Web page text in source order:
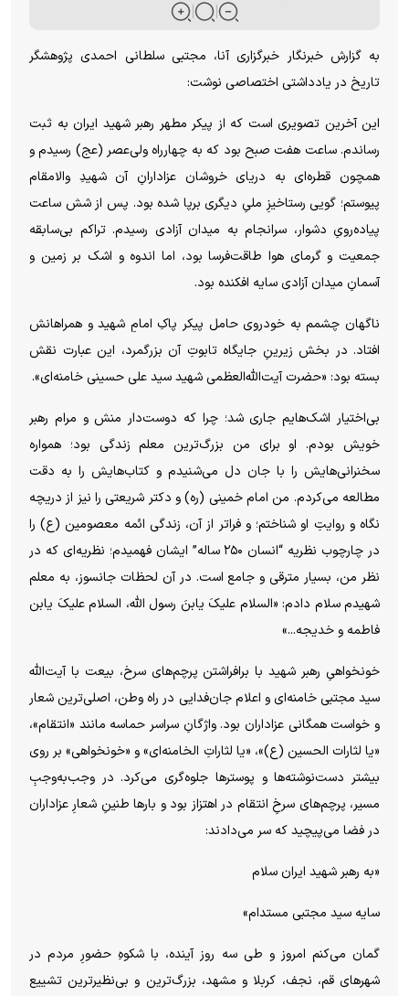
به گزارش خبرنگار خبرگزاری آنا، مجتبی سلطانی احمدی پژوهشگر
تاریخ در یادداشتی اختصاصی نوشت:
این آخرین تصویری است که از پیکر مطهر رهبر شهید ایران به ثبت
رساندم. ساعت هفت صبح بود که به چهارراه ولی‌عصر (عج) رسیدم و
همچون قطره‌ای به دریای خروشان عزادارانِ آن شهیدِ والامقام
پیوستم؛ گویی رستاخیزِ ملیِ دیگری برپا شده بود. پس از شش ساعت
پیاده‌رویِ دشوار، سرانجام به میدان آزادی رسیدم. تراکم بی‌سابقه
جمعیت و گرمای هوا طاقت‌فرسا بود، اما اندوه و اشک بر زمین و
آسمانِ میدان آزادی سایه افکنده بود.
ناگهان چشمم به خودروی حامل پیکر پاکِ امامِ شهید و همراهانش
افتاد. در بخش زیرینِ جایگاه تابوتِ آن بزرگمرد، این عبارت نقش
بسته بود: «حضرت آیت‌الله‌العظمی شهید سید علی حسینی خامنه‌ای».
بی‌اختیار اشک‌هایم جاری شد؛ چرا که دوست‌دار منش و مرام رهبر
خویش بودم. او برای من بزرگ‌ترین معلم زندگی بود؛ همواره
سخنرانی‌هایش را با جان دل می‌شنیدم و کتاب‌هایش را به دقت
مطالعه می‌کردم. من امام خمینی (ره) و دکتر شریعتی را نیز از دریچه
نگاه و روایتِ او شناختم؛ و فراتر از آن، زندگی ائمه معصومین (ع) را
در چارچوب نظریه “انسان ۲۵۰ ساله” ایشان فهمیدم؛ نظریه‌ای که در
نظر من، بسیار مترقی و جامع است. در آن لحظات جانسوز، به معلم
شهیدم سلام دادم: «السلام علیکَ یابنَ رسول الله، السلام علیکَ یابن
فاطمه و خدیجه...»
خونخواهیِ رهبر شهید با برافراشتن پرچم‌های سرخ، بیعت با آیت‌الله
سید مجتبی خامنه‌ای و اعلام جان‌فدایی در راه وطن، اصلی‌ترین شعار
و خواست همگانی عزاداران بود. واژگانِ سراسر حماسه مانند «انتقام»،
«یا لثارات الحسین (ع)»، «یا لثاراتِ الخامنه‌ای» و «خونخواهی» بر روی
بیشتر دست‌نوشته‌ها و پوستر‌ها جلوه‌گری می‌کرد. در وجب‌به‌وجبِ
مسیر، پرچم‌های سرخِ انتقام در اهتزاز بود و بار‌ها طنینِ شعارِ عزاداران
در فضا می‌پیچید که سر می‌دادند:
«به رهبر شهید ایران سلام
سایه سید مجتبی مستدام»
گمان می‌کنم امروز و طی سه روز آینده، با شکوهِ حضورِ مردم در
شهر‌های قم، نجف، کربلا و مشهد، بزرگ‌ترین و بی‌نظیرترین تشییع